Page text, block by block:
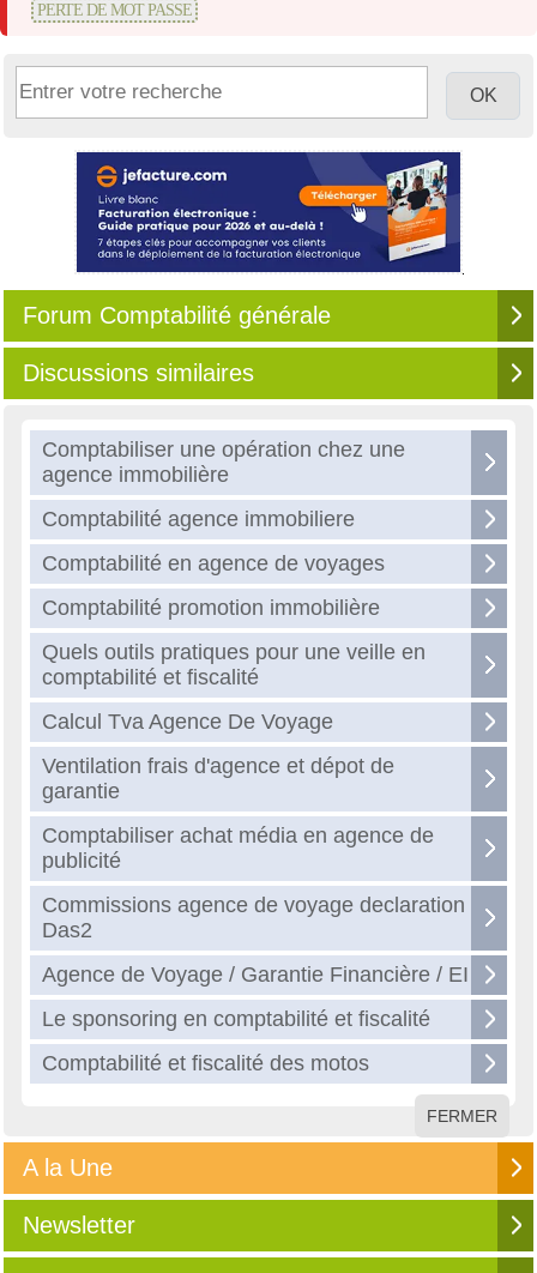
PERTE DE MOT PASSE
Forum Comptabilité générale
Discussions similaires
Comptabiliser une opération chez une
agence immobilière
Comptabilité agence immobiliere
Comptabilité en agence de voyages
Comptabilité promotion immobilière
Quels outils pratiques pour une veille en
comptabilité et fiscalité
Calcul Tva Agence De Voyage
Ventilation frais d'agence et dépot de
garantie
Comptabiliser achat média en agence de
publicité
Commissions agence de voyage declaration
Das2
Agence de Voyage / Garantie Financière / EI
Le sponsoring en comptabilité et fiscalité
Comptabilité et fiscalité des motos
FERMER
A la Une
Newsletter